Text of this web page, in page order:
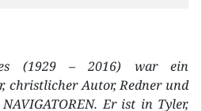
(1929 – 2016) war ein
christlicher Autor, Redner und
Er ist in Tyler,